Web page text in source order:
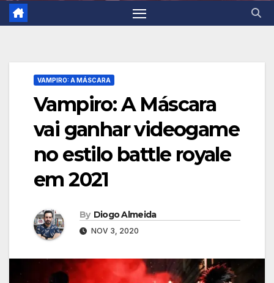
VAMPIRO: A MÁSCARA
Vampiro: A Máscara
vai ganhar videogame
no estilo battle royale
em 2021
By Diogo Almeida
NOV 3, 2020